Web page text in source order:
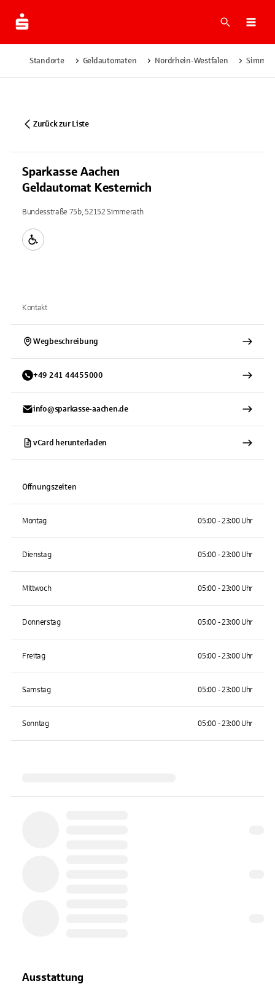
Suche
Standorte Geldautomaten Nordrhein-Westfalen
Zurück zur Liste
Sparkasse Aachen
Geldautomat Kesternich
Bundesstraße 75b, 52152 Simmerath
Kontakt
Wegbeschreibung
+49 241 44455000
info@sparkasse-aachen.de
vCard herunterladen
Öffnungszeiten
Montag 05:00 - 23:00 Uhr
Dienstag 05:00 - 23:00 Uhr
Mittwoch 05:00 - 23:00 Uhr
Donnerstag 05:00 - 23:00 Uhr
Freitag 05:00 - 23:00 Uhr
Samstag 05:00 - 23:00 Uhr
Sonntag 05:00 - 23:00 Uhr
Ausstattung